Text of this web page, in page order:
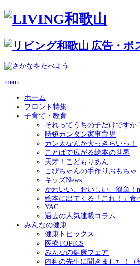
menu
ホーム
フロント特集
子育て・教育
それってうちの子だけですか
時短カンタン家事育児
カン太なんか大っきらいっ！
ことばで広がる絵本の世界
天才！こどもりあん
こぴちゃんの手作りおもちゃ
キッズNews
かわいい、おいしい、簡単！
絵本に出てくる「これ！」食
YAC
過去の人気連載コラム
みんなの健康
健康トピックス
医療TOPICS
みんなの健康フェア
内科の先生に聞きました！（